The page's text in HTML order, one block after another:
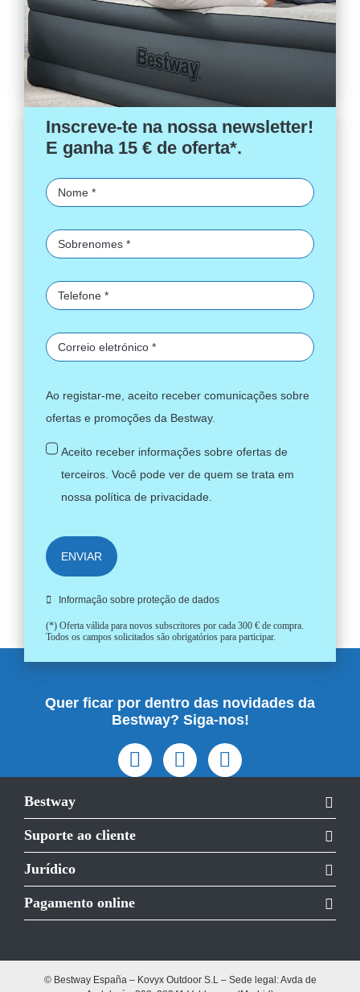
Inscreve-te na nossa newsletter!
E ganha 15 € de oferta*.
Ao registar-me, aceito receber comunicações sobre
ofertas e promoções da Bestway.
Aceito receber informações sobre ofertas de
terceiros. Você pode ver de quem se trata em
nossa política de privacidade.
ENVIAR
Informação sobre proteção de dados
(*) Oferta válida para novos subscritores por cada 300 € de compra.
Todos os campos solicitados são obrigatórios para participar.
Quer ficar por dentro das novidades da
Bestway? Siga-nos!
Bestway
Suporte ao cliente
Jurídico
Pagamento online
© Bestway España – Kovyx Outdoor S.L – Sede legal: Avda de